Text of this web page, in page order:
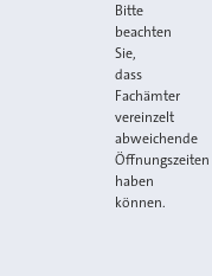
Bitte
beachten
Sie,
dass
Fachämter
vereinzelt
abweichende
Öffnungszeiten
haben
können.